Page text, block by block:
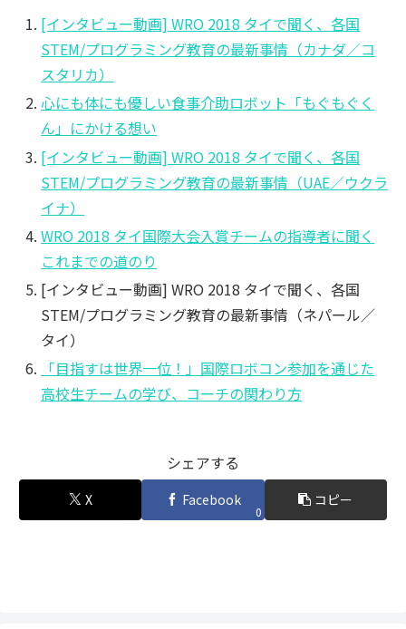
[インタビュー動画] WRO 2018 タイで聞く、各国
STEM/プログラミング教育の最新事情（カナダ／コ
スタリカ）
心にも体にも優しい食事介助ロボット「もぐもぐく
ん」にかける想い
[インタビュー動画] WRO 2018 タイで聞く、各国
STEM/プログラミング教育の最新事情（UAE／ウクラ
イナ）
WRO 2018 タイ国際大会入賞チームの指導者に聞く
これまでの道のり
[インタビュー動画] WRO 2018 タイで聞く、各国
STEM/プログラミング教育の最新事情（ネパール／
タイ）
「目指すは世界一位！」国際ロボコン参加を通じた
高校生チームの学び、コーチの関わり方
シェアする
X Facebook
0
コピー